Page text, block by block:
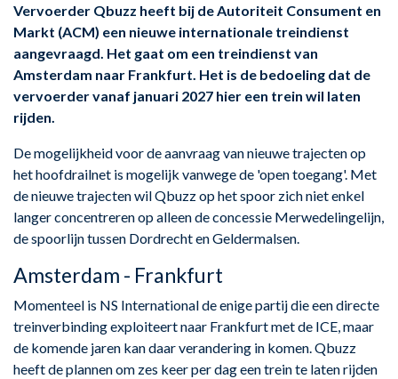
Vervoerder Qbuzz heeft bij de Autoriteit Consument en
Markt (ACM) een nieuwe internationale treindienst
aangevraagd. Het gaat om een treindienst van
Amsterdam naar Frankfurt. Het is de bedoeling dat de
vervoerder vanaf januari 2027 hier een trein wil laten
rijden.
De mogelijkheid voor de aanvraag van nieuwe trajecten op
het hoofdrailnet is mogelijk vanwege de 'open toegang'. Met
de nieuwe trajecten wil Qbuzz op het spoor zich niet enkel
langer concentreren op alleen de concessie Merwedelingelijn,
de spoorlijn tussen Dordrecht en Geldermalsen.
Amsterdam - Frankfurt
Momenteel is NS International de enige partij die een directe
treinverbinding exploiteert naar Frankfurt met de ICE, maar
de komende jaren kan daar verandering in komen. Qbuzz
heeft de plannen om zes keer per dag een trein te laten rijden